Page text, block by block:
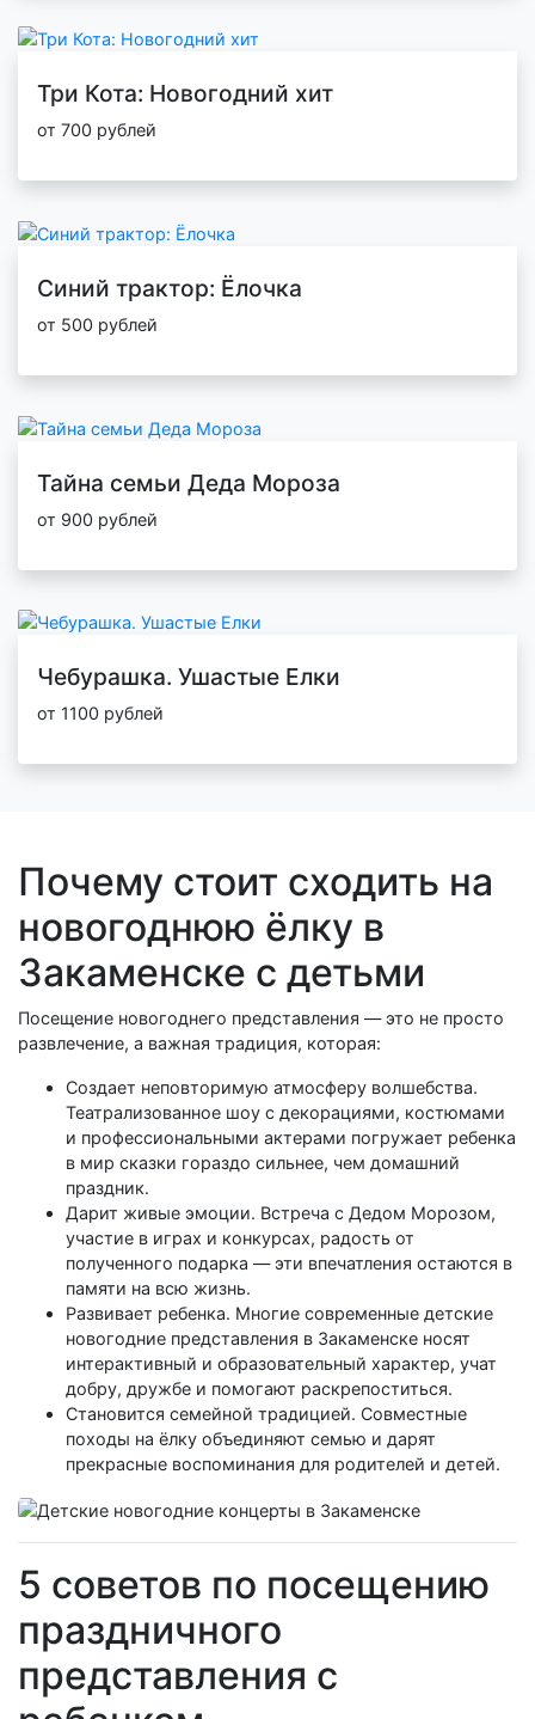
Три Кота: Новогодний хит
от 700 рублей
Синий трактор: Ёлочка
от 500 рублей
Тайна семьи Деда Мороза
от 900 рублей
Чебурашка. Ушастые Елки
от 1100 рублей
Почему стоит сходить на
новогоднюю ёлку в
Закаменске с детьми
Посещение новогоднего представления — это не просто
развлечение, а важная традиция, которая:
Создает неповторимую атмосферу волшебства.
Театрализованное шоу с декорациями, костюмами
и профессиональными актерами погружает ребенка
в мир сказки гораздо сильнее, чем домашний
праздник.
Дарит живые эмоции. Встреча с Дедом Морозом,
участие в играх и конкурсах, радость от
полученного подарка — эти впечатления остаются в
памяти на всю жизнь.
Развивает ребенка. Многие современные детские
новогодние представления в Закаменске носят
интерактивный и образовательный характер, учат
добру, дружбе и помогают раскрепоститься.
Становится семейной традицией. Совместные
походы на ёлку объединяют семью и дарят
прекрасные воспоминания для родителей и детей.
5 советов по посещению
праздничного
представления с